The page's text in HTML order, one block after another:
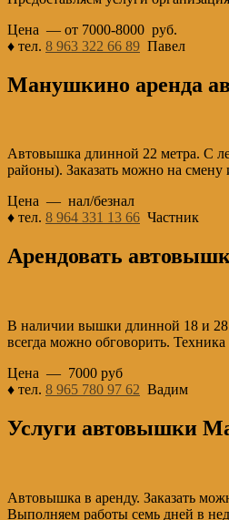
Цена — от 7000-8000 руб.
♦ тел. 8 963 322 66 89 Павел
Манушкино аренда
Автовышка длинной 22 метра. С
районы). Заказать можно на
Цена — нал/безнал
♦ тел. 8 964 331 13 66 Частник
Арендовать
В наличии вышки длинной 18 и 28
всегда можно обговорить.
Цена — 7000 руб
♦ тел. 8 965 780 97 62 Вадим
Услуги автовышки
Автовышка в аренду. Заказать
Выполняем работы семь дней в